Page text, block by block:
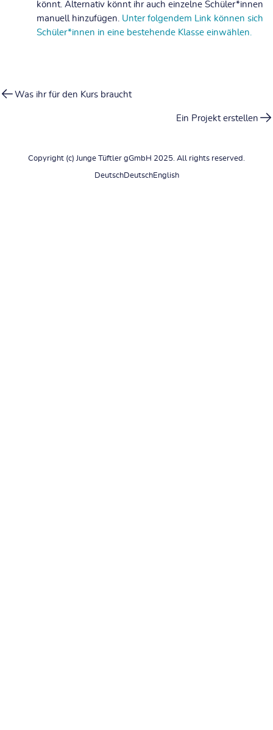
könnt. Alternativ könnt ihr auch einzelne Schüler*innen
manuell hinzufügen. Unter folgendem Link können sich
Schüler*innen in eine bestehende Klasse einwählen.
Was ihr für den Kurs braucht
Ein Projekt erstellen
Copyright (c) Junge Tüftler gGmbH 2025. All rights reserved.
DeutschDeutschEnglish